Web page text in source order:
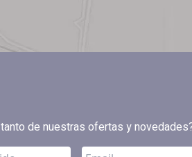
de nuestras ofertas y